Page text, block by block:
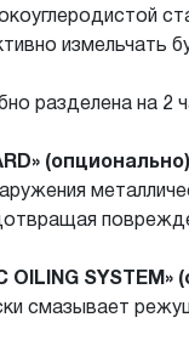
измельчать
разделена на
(опционально)
OILING SYSTEM»
смазывает